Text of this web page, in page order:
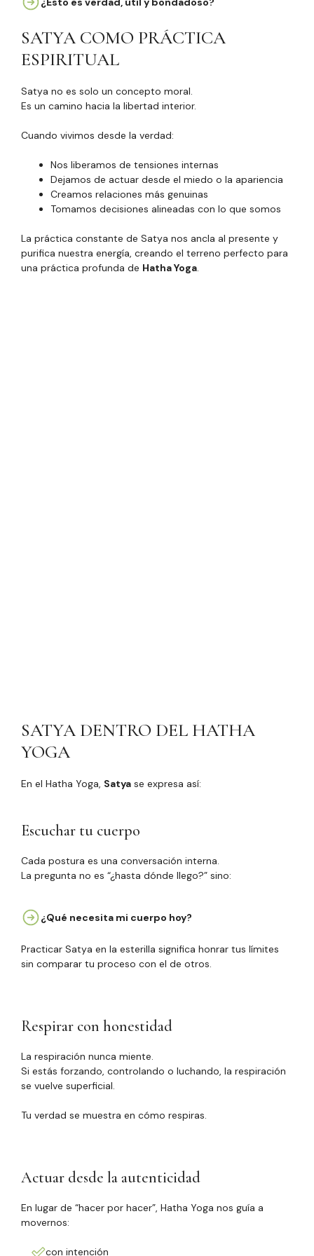
SATYA COMO PRÁCTICA
ESPIRITUAL
Satya no es solo un concepto moral.
Es un camino hacia la libertad interior.
Cuando vivimos desde la verdad:
Nos liberamos de tensiones internas
Dejamos de actuar desde el miedo o la apariencia
Creamos relaciones más genuinas
Tomamos decisiones alineadas con lo que somos
La práctica constante de Satya nos ancla al presente y
purifica nuestra energía, creando el terreno perfecto para
una práctica profunda de Hatha Yoga.
SATYA DENTRO DEL HATHA
YOGA
En el Hatha Yoga, Satya se expresa así:
Escuchar tu cuerpo
Cada postura es una conversación interna.
La pregunta no es “¿hasta dónde llego?” sino:
¿Qué necesita mi cuerpo hoy?
Practicar Satya en la esterilla significa honrar tus límites
sin comparar tu proceso con el de otros.
Respirar con honestidad
La respiración nunca miente.
Si estás forzando, controlando o luchando, la respiración
se vuelve superficial.
Tu verdad se muestra en cómo respiras.
Actuar desde la autenticidad
En lugar de “hacer por hacer”, Hatha Yoga nos guía a
movernos:
con intención